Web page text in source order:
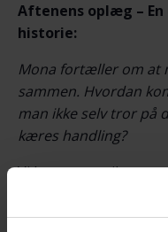
Aftenens oplæg –
historie:
Mona fortæller om at
sammen. Hvordan
man ikke selv tror på
kæres handling?
Vi lægger op til et par